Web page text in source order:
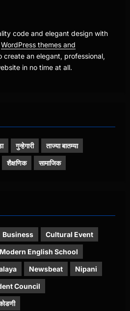
code and elegant design with
WordPress themes and
create an elegant, professional,
in no time at all.
गुन्हेगारी ताज्या बातम्या
शैक्षणिक सामाजिक
Business Cultural Event
Modern English School
Newsbeat Nipani
Council